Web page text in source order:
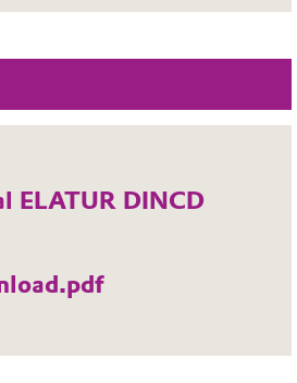
ELATUR DINCD